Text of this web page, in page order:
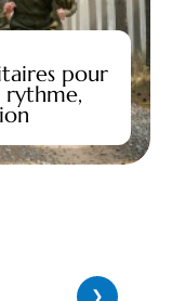
pour
rythme,